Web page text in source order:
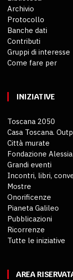
Archivio
Protocollo
Banche dati
Contributi
Gruppi di interesse
Come fare per
INIZIATIVE
Toscana 2050
Casa Toscana.
Città murate
Fondazione
Grandi eventi
Incontri, libri,
Mostre
Onorificenze
Pianeta Galileo
Pubblicazioni
Ricorrenze
Tutte le iniziative
AREA